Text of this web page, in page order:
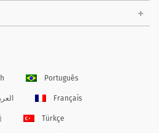
Português
Français
Türkçe